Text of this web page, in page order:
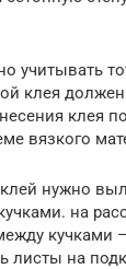
учитывать
клея должен
клея
вязкого
нужно
на
кучками
листы на